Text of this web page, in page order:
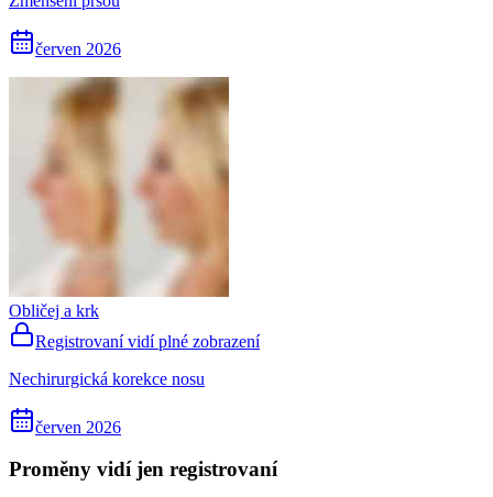
červen 2026
Obličej a krk
Registrovaní vidí plné zobrazení
Nechirurgická korekce nosu
červen 2026
Proměny vidí jen registrovaní